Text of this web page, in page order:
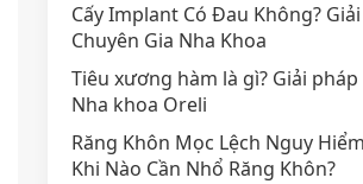
Cấy Implant Có Đau Không?
Chuyên Gia Nha Khoa
Tiêu xương hàm là gì? Giải
Nha khoa Oreli
Răng Khôn Mọc Lệch Nguy
Khi Nào Cần Nhổ Răng Khôn?